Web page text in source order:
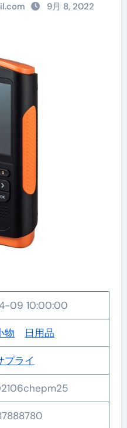
9月 8, 2022
09 10:00:00
物 日用品
プライ